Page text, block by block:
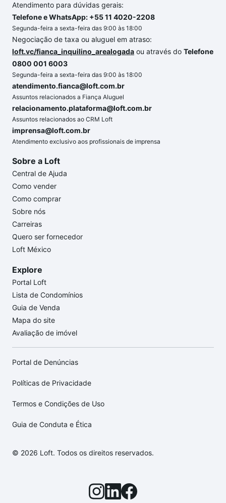
Atendimento para dúvidas gerais:
Telefone e WhatsApp: +55 11 4020-2208
Segunda-feira a sexta-feira das 9:00 às 18:00
Negociação de taxa ou aluguel em atraso:
loft.vc/fianca_inquilino_arealogada ou através do Telefone
0800 001 6003
Segunda-feira a sexta-feira das 9:00 às 18:00
atendimento.fianca@loft.com.br
Assuntos relacionados a Fiança Aluguel
relacionamento.plataforma@loft.com.br
Assuntos relacionados ao CRM Loft
imprensa@loft.com.br
Atendimento exclusivo aos profissionais de imprensa
Sobre a Loft
Central de Ajuda
Como vender
Como comprar
Sobre nós
Carreiras
Quero ser fornecedor
Loft México
Explore
Portal Loft
Lista de Condomínios
Guia de Venda
Mapa do site
Avaliação de imóvel
Portal de Denúncias
Políticas de Privacidade
Termos e Condições de Uso
Guia de Conduta e Ética
© 2026 Loft. Todos os direitos reservados.